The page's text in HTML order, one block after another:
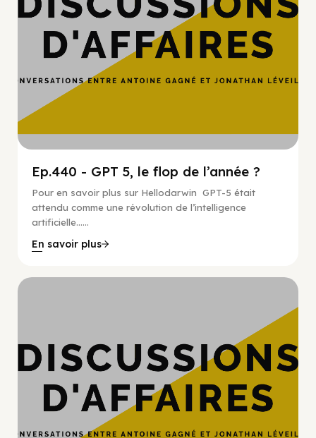
Ep.440 - GPT 5, le flop de l’année ?
Pour en savoir plus sur Hellodarwin GPT-5 était
attendu comme une révolution de l’intelligence
artificielle…...
En savoir plus